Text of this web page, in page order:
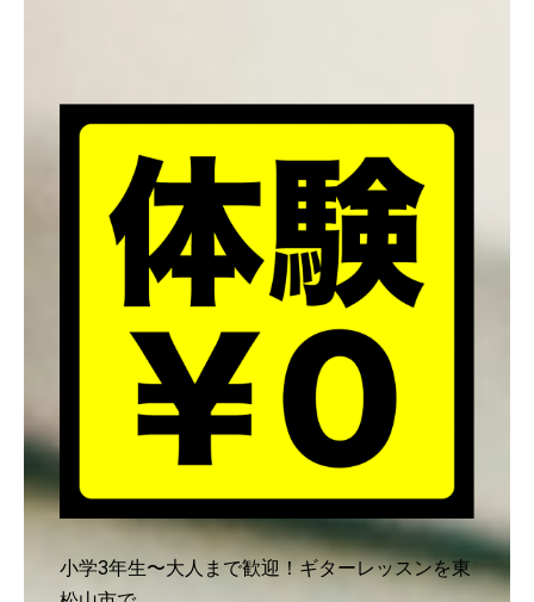
小学3年生〜大人まで歓迎！ギターレッスンを東